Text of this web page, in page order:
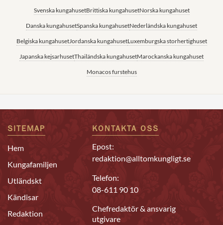
Svenska kungahusetBrittiska kungahusetNorska kungahuset
Danska kungahusetSpanska kungahusetNederländska kungahuset
Belgiska kungahusetJordanska kungahusetLuxemburgska storhertighuset
Japanska kejsarhusetThailändska kungahusetMarockanska kungahuset
Monacos furstehus
SITEMAP
Hem
Kungafamiljen
Utländskt
Kändisar
Redaktion
KONTAKTA OSS
Epost:
redaktion@alltomkungligt.se
Telefon:
08-611 90 10
Chefredaktör & ansvarig
utgivare